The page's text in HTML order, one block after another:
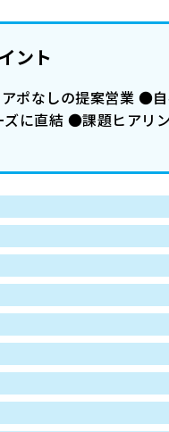
ント
ポなしの提案営業 ●
ズに直結 ●課題ヒアリ